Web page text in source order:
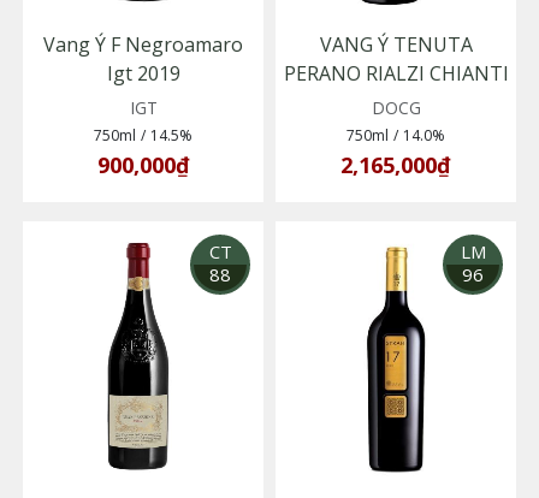
Vang Ý F Negroamaro
Igt 2019
IGT
750ml / 14.5%
900,000₫
VANG Ý TENUTA
PERANO RIALZI CHIANTI
CLASSICO GRAN
SELEZIONE 2016
DOCG
750ml / 14.0%
2,165,000₫
CT
88
LM
96